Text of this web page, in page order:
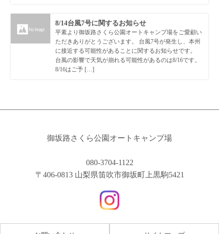
8/14台風7号に関するお知らせ
平素より御坂路さくら公園オートキャンプ場をご愛顧い
ただきありがとうございます。 台風7号が発生し、本州
に接近する可能性があることに関するお知らせです。
台風の影響で天気が崩れる可能性があるのは8/16です。
8/16はご予 […]
御坂路さくら公園オートキャンプ場
080-3704-1122
〒406-0813 山梨県笛吹市御坂町上黒駒5421